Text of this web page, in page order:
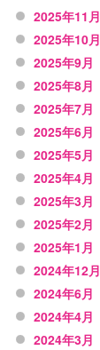
2025年11月
2025年10月
2025年9月
2025年8月
2025年7月
2025年6月
2025年5月
2025年4月
2025年3月
2025年2月
2025年1月
2024年12月
2024年6月
2024年4月
2024年3月